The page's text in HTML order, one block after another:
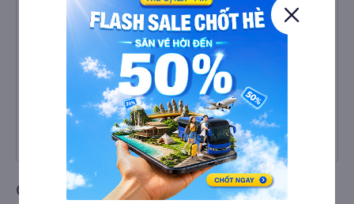
Giá vé trung bình 0 VNĐ
Số lượng chuyến xe
Số lượng nhà xe
Giới thiệu tuyến đường xe đi Thống